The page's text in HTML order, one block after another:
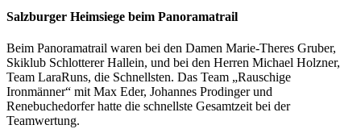
auf
Produktseite
gewählt
werden
Zum
Warenkorb
hinzufügen
Salzburger Heimsiege beim Panoramatrail
Beim Panoramatrail waren bei den Damen Marie-Theres Gruber,
Skiklub Schlotterer Hallein, und bei den Herren Michael Holzner,
Team LaraRuns, die Schnellsten. Das Team „Rauschige
Ironmänner“ mit Max Eder, Johannes Prodinger und
Renebuchedorfer hatte die schnellste Gesamtzeit bei der
Teamwertung.